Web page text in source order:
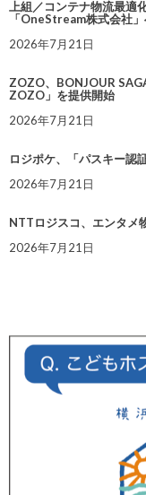
上組／コンテナ物流最適
「OneStream株式会社
2026年7月21日
ZOZO、BONJOUR
ZOZO」を提供開始
2026年7月21日
ロジポケ、「パスキー認
2026年7月21日
NTTロジスコ、エンタメ
2026年7月21日